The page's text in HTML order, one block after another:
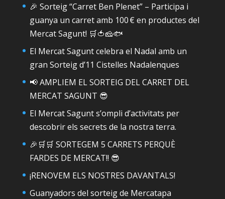
🎉 Sorteig “Carret Ben Plenet” – Participa i
guanya un carret amb 100 € en productes del
Mercat Sagunt! 🛒🍅🧀🐟
El Mercat Sagunt celebra el Nadal amb un
gran Sorteig d’11 Cistelles Nadalenques
📢 AMPLIEM EL SORTEIG DEL CARRET DEL
MERCAT SAGUNT 😎
El Mercat Sagunt s’ompli d’activitats per
descobrir els secrets de la nostra terra.
🎉🛒🛒 SORTEGEM 5 CARRETS PERQUÈ
FARDES DE MERCAT!! 😎
¡RENOVEM ELS NOSTRES DAVANTALS!
Guanyadors del sorteig de Mercatapa